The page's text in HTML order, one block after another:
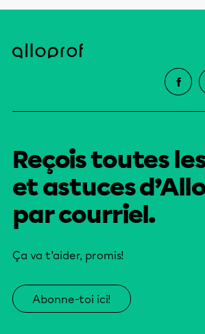
Reçois toutes
et astuces
par courriel.
Ça va t’aider, promis!
Abonne-toi ici!